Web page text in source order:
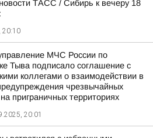
ТАСС / Сибирь к вечеру 18
20:10
МЧС России по
Тыва подписало соглашение с
коллегами о взаимодействии в
чрезвычайных
приграничных территориях
20:01